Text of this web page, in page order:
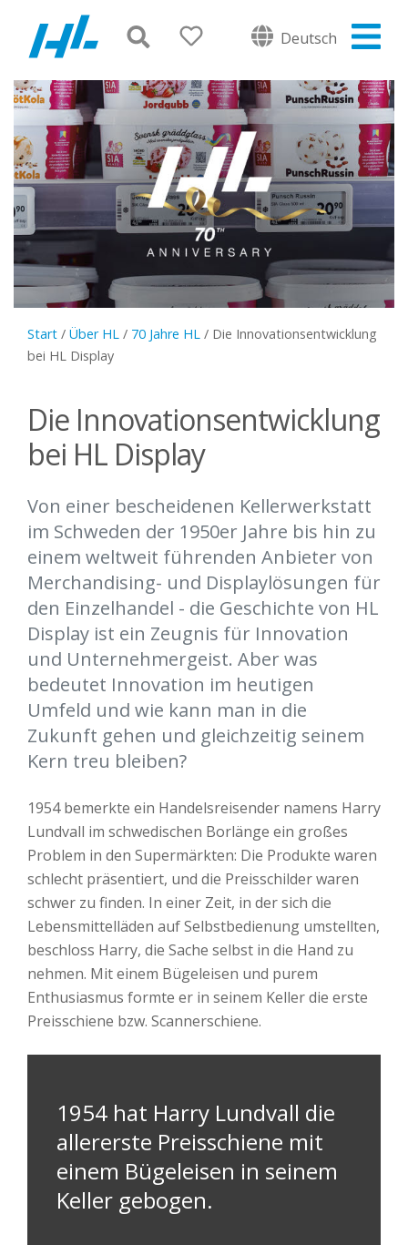
Deutsch
Start / Über HL / 70 Jahre HL / Die Innovationsentwicklung
bei HL Display
Die Innovationsentwicklung
bei HL Display
Von einer bescheidenen Kellerwerkstatt
im Schweden der 1950er Jahre bis hin zu
einem weltweit führenden Anbieter von
Merchandising- und Displaylösungen für
den Einzelhandel - die Geschichte von HL
Display ist ein Zeugnis für Innovation
und Unternehmergeist. Aber was
bedeutet Innovation im heutigen
Umfeld und wie kann man in die
Zukunft gehen und gleichzeitig seinem
Kern treu bleiben?
1954 bemerkte ein Handelsreisender namens Harry
Lundvall im schwedischen Borlänge ein großes
Problem in den Supermärkten: Die Produkte waren
schlecht präsentiert, und die Preisschilder waren
schwer zu finden. In einer Zeit, in der sich die
Lebensmittelläden auf Selbstbedienung umstellten,
beschloss Harry, die Sache selbst in die Hand zu
nehmen. Mit einem Bügeleisen und purem
Enthusiasmus formte er in seinem Keller die erste
Preisschiene bzw. Scannerschiene.
1954 hat Harry Lundvall die
allererste Preisschiene mit
einem Bügeleisen in seinem
Keller gebogen.